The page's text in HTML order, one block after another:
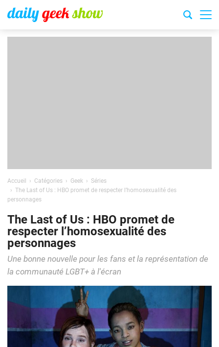
Accueil Catégories Geek
Séries
The Last of Us : HBO promet de respecter l’homosexualité des
personnages
The Last of Us : HBO promet de
respecter l’homosexualité des
personnages
Une bonne nouvelle pour les fans et la représentation de
la communauté LGBT+ à l'écran